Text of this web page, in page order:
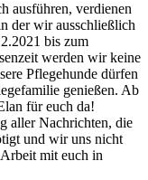
ausführen, verdienen
der wir ausschließlich
bis zum
werden wir keine
Pflegehunde dürfen
genießen. Ab
für euch da!
aller Nachrichten, die
und wir uns nicht
mit euch in